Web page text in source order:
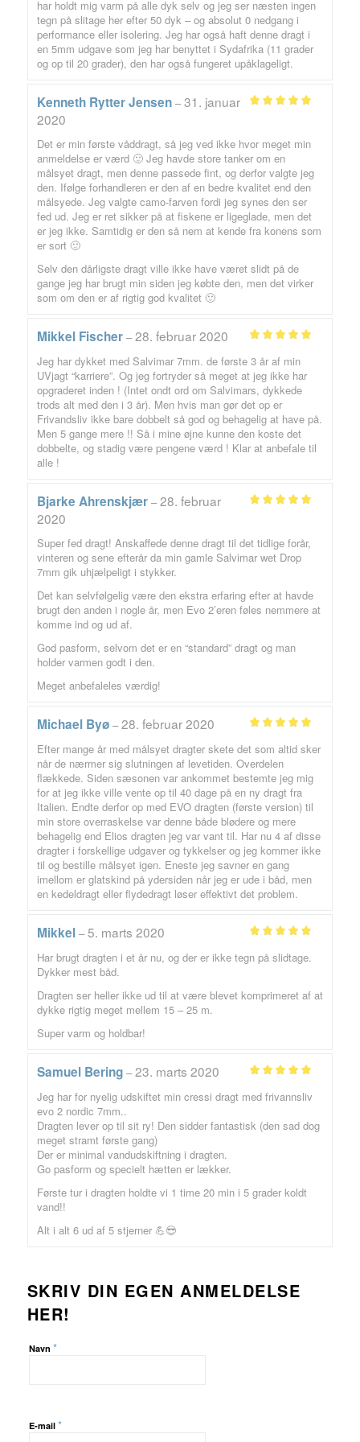
har holdt mig varm på alle dyk selv og jeg ser næsten ingen
tegn på slitage her efter 50 dyk – og absolut 0 nedgang i
performance eller isolering. Jeg har også haft denne dragt i
en 5mm udgave som jeg har benyttet i Sydafrika (11 grader
og op til 20 grader), den har også fungeret upåklageligt.
Kenneth Rytter Jensen – 31. januar
2020
Det er min første våddragt, så jeg ved ikke hvor meget min
anmeldelse er værd 🙂 Jeg havde store tanker om en
målsyet dragt, men denne passede fint, og derfor valgte jeg
den. Ifølge forhandleren er den af en bedre kvalitet end den
målsyede. Jeg valgte camo-farven fordi jeg synes den ser
fed ud. Jeg er ret sikker på at fiskene er ligeglade, men det
er jeg ikke. Samtidig er den så nem at kende fra konens som
er sort 🙂
Selv den dårligste dragt ville ikke have været slidt på de
gange jeg har brugt min siden jeg købte den, men det virker
som om den er af rigtig god kvalitet 🙂
ud af 5
Mikkel Fischer – 28. februar 2020
Jeg har dykket med Salvimar 7mm. de første 3 år af min
UVjagt “karriere”. Og jeg fortryder så meget at jeg ikke har
opgraderet inden ! (Intet ondt ord om Salvimars, dykkede
trods alt med den i 3 år). Men hvis man gør det op er
Frivandsliv ikke bare dobbelt så god og behagelig at have på.
Men 5 gange mere !! Så i mine øjne kunne den koste det
dobbelte, og stadig være pengene værd ! Klar at anbefale til
alle !
Bjarke Ahrenskjær – 28. februar
2020
Super fed dragt! Anskaffede denne dragt til det tidlige forår,
vinteren og sene efterår da min gamle Salvimar wet Drop
7mm gik uhjælpeligt i stykker.
Det kan selvfølgelig være den ekstra erfaring efter at havde
brugt den anden i nogle år, men Evo 2’eren føles nemmere at
komme ind og ud af.
God pasform, selvom det er en “standard” dragt og man
holder varmen godt i den.
Meget anbefaleles værdig!
ud af 5
Michael Byø – 28. februar 2020
Efter mange år med målsyet dragter skete det som altid sker
når de nærmer sig slutningen af levetiden. Overdelen
flækkede. Siden sæsonen var ankommet bestemte jeg mig
for at jeg ikke ville vente op til 40 dage på en ny dragt fra
Italien. Endte derfor op med EVO dragten (første version) til
min store overraskelse var denne både blødere og mere
behagelig end Elios dragten jeg var vant til. Har nu 4 af disse
dragter i forskellige udgaver og tykkelser og jeg kommer ikke
til og bestille målsyet igen. Eneste jeg savner en gang
imellom er glatskind på ydersiden når jeg er ude i båd, men
en kedeldragt eller flydedragt løser effektivt det problem.
ud af 5
Mikkel – 5. marts 2020
Har brugt dragten i et år nu, og der er ikke tegn på slidtage.
Dykker mest båd.
Dragten ser heller ikke ud til at være blevet komprimeret af at
dykke rigtig meget mellem 15 – 25 m.
Super varm og holdbar!
ud af 5
Samuel Bering – 23. marts 2020
Jeg har for nyelig udskiftet min cressi dragt med frivannsliv
evo 2 nordic 7mm..
Dragten lever op til sit ry! Den sidder fantastisk (den sad dog
meget stramt første gang)
Der er minimal vandudskiftning i dragten.
Go pasform og specielt hætten er lækker.
Første tur i dragten holdte vi 1 time 20 min i 5 grader koldt
vand!!
Alt i alt 6 ud af 5 stjerner 💪😎
SKRIV DIN EGEN ANMELDELSE
HER!
Navn *
E-mail *